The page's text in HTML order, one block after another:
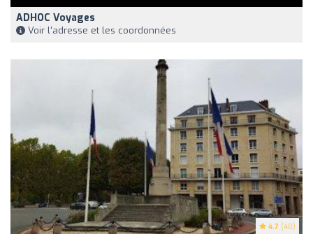
ADHOC Voyages
Voir l'adresse et les coordonnées
4.7 (40)